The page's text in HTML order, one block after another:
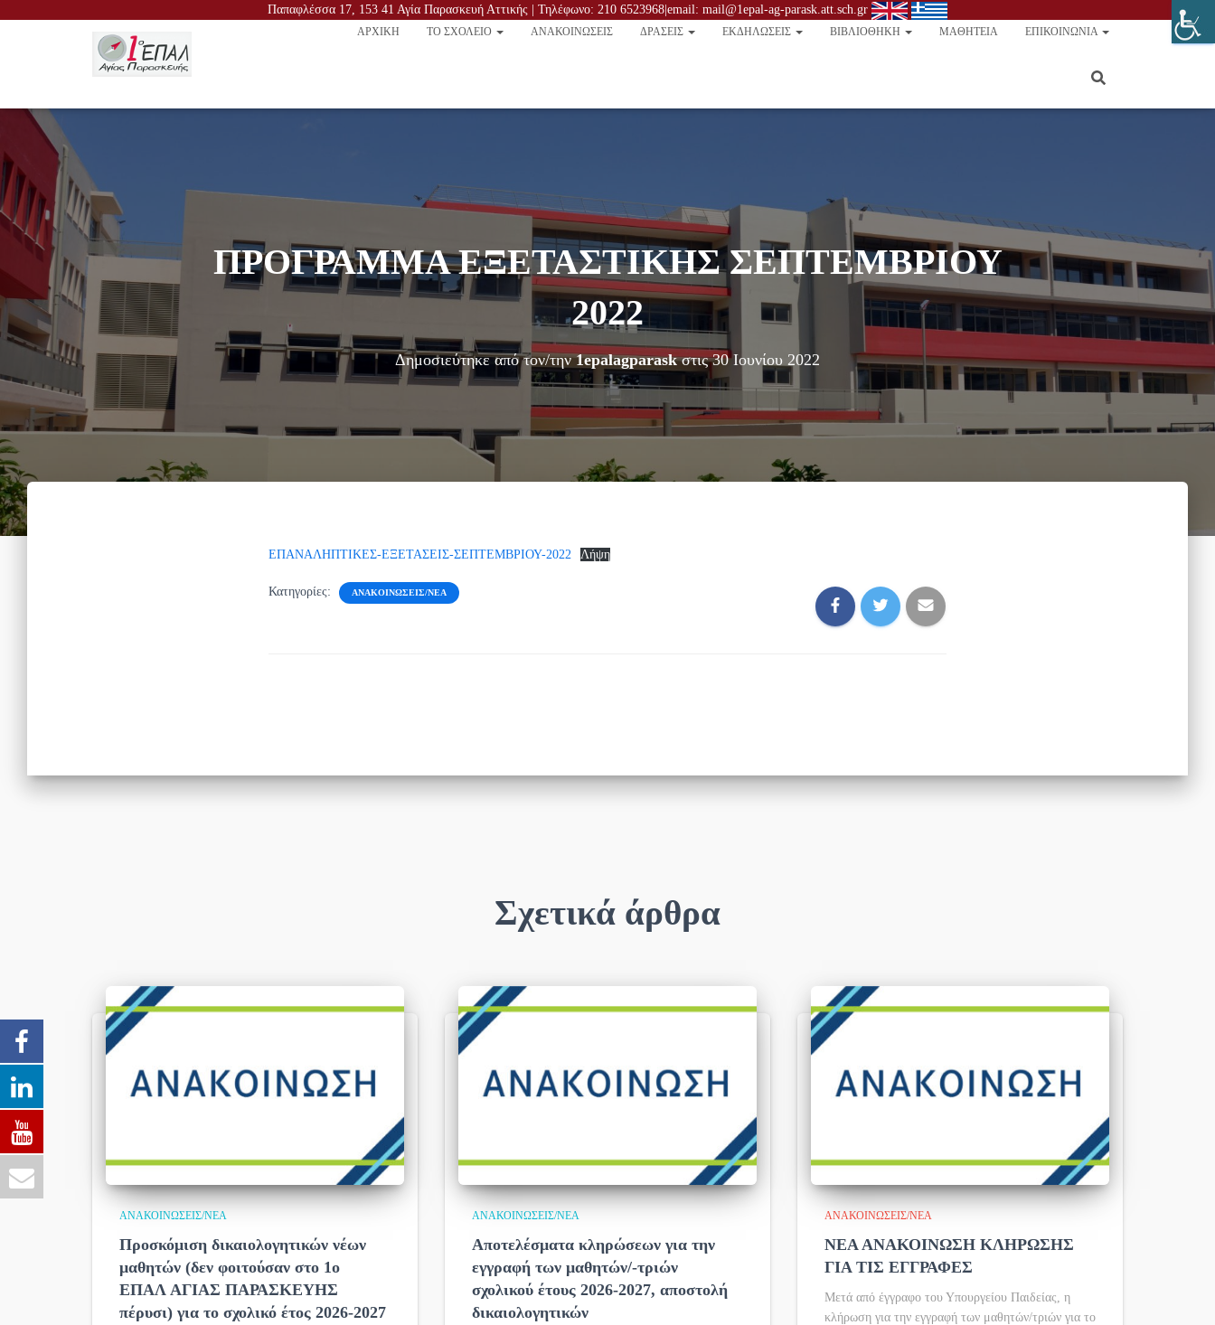
Παπαφλέσσα 17, 153 41 Αγία Παρασκευή Αττικής | Τηλέφωνο: 210 6523968|email: mail@1epal-ag-parask.att.sch.gr
ΑΡΧΙΚΉ TO ΣΧΟΛΕΙΟ ΑΝΑΚΟΙΝΏΣΕΙΣ ΔΡΑΣΕΙΣ ΕΚΔΗΛΩΣΕΙΣ ΒΙΒΛΙΟΘΉΚΗ ΜΑΘΗΤΕΊΑ ΕΠΙΚΟΙΝΩΝΊΑ
ΠΡΟΓΡΑΜΜΑ ΕΞΕΤΑΣΤΙΚΗΣ ΣΕΠΤΕΜΒΡΙΟΥ
2022
Δημοσιεύτηκε από τον/την1epalagparaskστις30 Ιουνίου 2022
ΕΠΑΝΑΛΗΠΤΙΚΕΣ-ΕΞΕΤΑΣΕΙΣ-ΣΕΠΤΕΜΒΡΙΟΥ-2022 Λήψη
Κατηγορίες: ΑΝΑΚΟΙΝΏΣΕΙΣ/ΝΈΑ
Σχετικά άρθρα
ΑΝΑΚΟΙΝΏΣΕΙΣ/ΝΈΑ
Προσκόμιση δικαιολογητικών νέων
μαθητών (δεν φοιτούσαν στο 1ο
ΕΠΑΛ ΑΓΙΑΣ ΠΑΡΑΣΚΕΥΗΣ
πέρυσι) για το σχολικό έτος 2026-2027
ΑΝΑΚΟΙΝΏΣΕΙΣ/ΝΈΑ
Αποτελέσματα κληρώσεων για την
εγγραφή των μαθητών/-τριών
σχολικού έτους 2026-2027, αποστολή
δικαιολογητικών
ΑΝΑΚΟΙΝΏΣΕΙΣ/ΝΈΑ
ΝΕΑ ΑΝΑΚΟΙΝΩΣΗ ΚΛΗΡΩΣΗΣ
ΓΙΑ ΤΙΣ ΕΓΓΡΑΦΕΣ
Μετά από έγγραφο του Υπουργείου Παιδείας, η
κλήρωση για την εγγραφή των μαθητών/τριών για το